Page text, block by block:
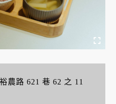
農路 621 巷 62 之 11